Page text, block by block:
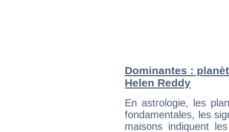
Dominantes :
Helen Reddy
En astrologie, les
fondamentales, les
maisons indiquent